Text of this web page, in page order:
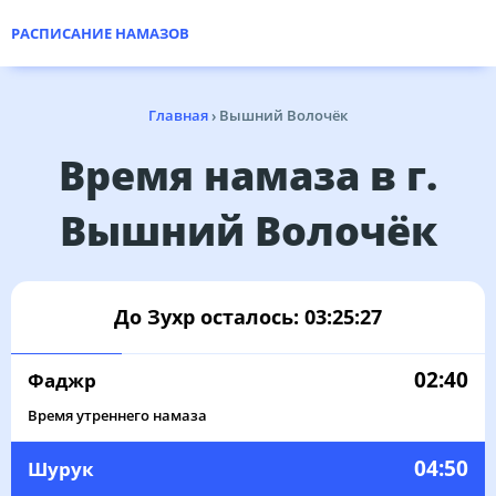
РАСПИСАНИЕ НАМАЗОВ
Главная› Вышний Волочёк
Время намаза в г.
Вышний Волочёк
До Зухр осталось: 03:25:27
Фаджр 02:40
Время утреннего намаза
Шурук 04:50